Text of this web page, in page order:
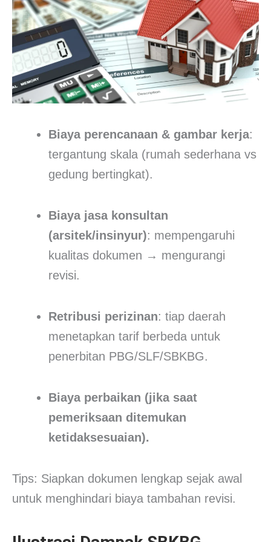
Biaya perencanaan & gambar kerja:
tergantung skala (rumah sederhana vs
gedung bertingkat).
Biaya jasa konsultan
(arsitek/insinyur): mempengaruhi
kualitas dokumen → mengurangi
revisi.
Retribusi perizinan: tiap daerah
menetapkan tarif berbeda untuk
penerbitan PBG/SLF/SBKBG.
Biaya perbaikan (jika saat
pemeriksaan ditemukan
ketidaksesuaian).
Tips: Siapkan dokumen lengkap sejak awal
untuk menghindari biaya tambahan revisi.